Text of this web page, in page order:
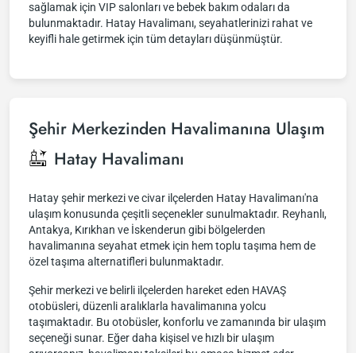
sağlamak için VIP salonları ve bebek bakım odaları da
bulunmaktadır. Hatay Havalimanı, seyahatlerinizi rahat ve
keyifli hale getirmek için tüm detayları düşünmüştür.
Şehir Merkezinden Havalimanına Ulaşım
Hatay Havalimanı
Hatay şehir merkezi ve civar ilçelerden Hatay Havalimanı'na
ulaşım konusunda çeşitli seçenekler sunulmaktadır. Reyhanlı,
Antakya, Kırıkhan ve İskenderun gibi bölgelerden
havalimanına seyahat etmek için hem toplu taşıma hem de
özel taşıma alternatifleri bulunmaktadır.
Şehir merkezi ve belirli ilçelerden hareket eden HAVAŞ
otobüsleri, düzenli aralıklarla havalimanına yolcu
taşımaktadır. Bu otobüsler, konforlu ve zamanında bir ulaşım
seçeneği sunar. Eğer daha kişisel ve hızlı bir ulaşım